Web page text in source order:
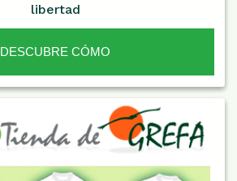
libertad
DESCUBRE CÓMO